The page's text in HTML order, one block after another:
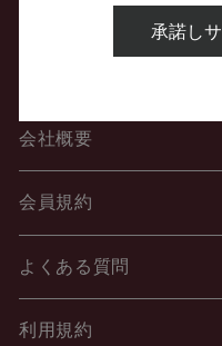
酒類販売管理者標識
会社概要
会員規約
よくある質問
利用規約
承諾し